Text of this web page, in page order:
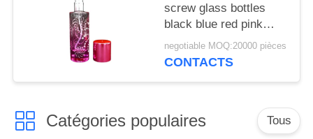
PRIVACY
POLICY
screw glass bottles
black blue red pink
green cap plastic and
metal
negotiable MOQ:20000 pièces
CONTACTS
Catégories populaires Tous